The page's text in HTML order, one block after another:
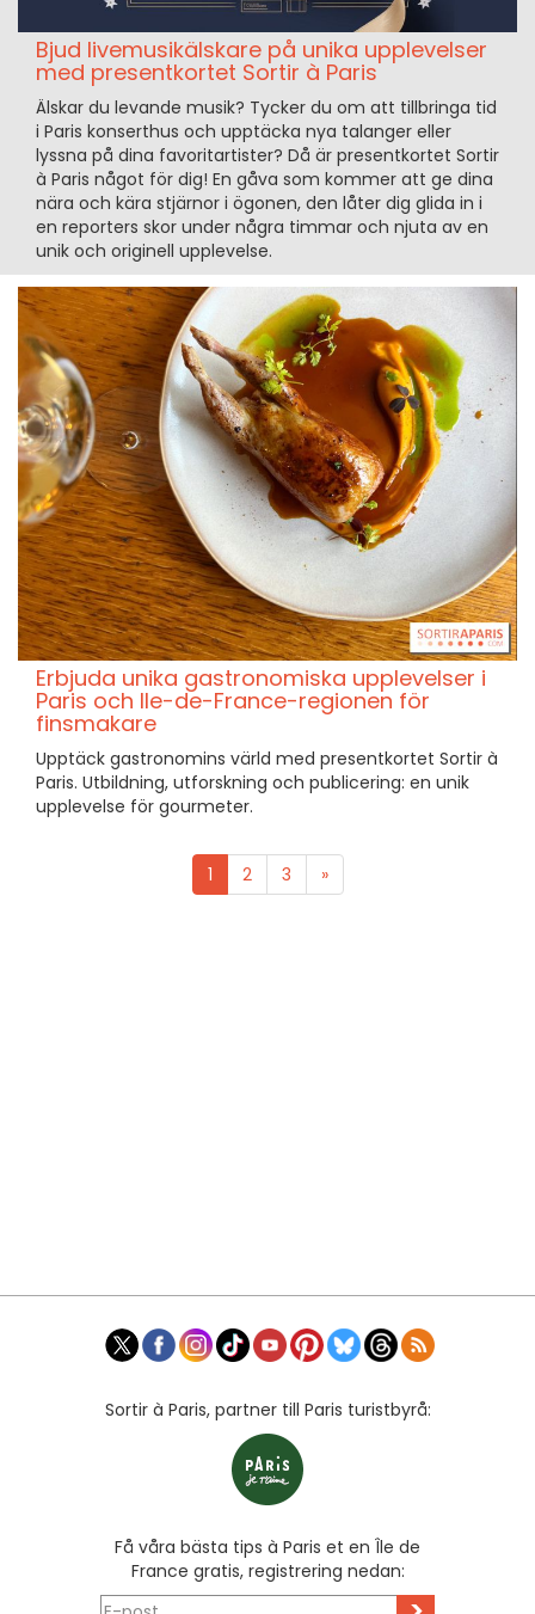
Bjud livemusikälskare på unika upplevelser
med presentkortet Sortir à Paris
Älskar du levande musik? Tycker du om att tillbringa tid
i Paris konserthus och upptäcka nya talanger eller
lyssna på dina favoritartister? Då är presentkortet Sortir
à Paris något för dig! En gåva som kommer att ge dina
nära och kära stjärnor i ögonen, den låter dig glida in i
en reporters skor under några timmar och njuta av en
unik och originell upplevelse.
Erbjuda unika gastronomiska upplevelser i
Paris och Ile-de-France-regionen för
finsmakare
Upptäck gastronomins värld med presentkortet Sortir à
Paris. Utbildning, utforskning och publicering: en unik
upplevelse för gourmeter.
1 2 3 »
Sortir à Paris, partner till Paris turistbyrå:
Få våra bästa tips à Paris et en Île de
France gratis, registrering nedan: